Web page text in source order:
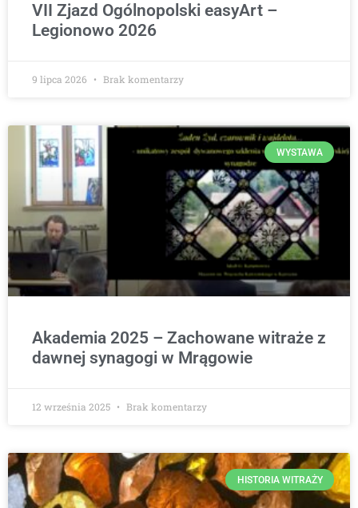
VII Zjazd Ogólnopolski easyArt –
Legionowo 2026
9 lipca 2026 Brak komentarzy
WYSTAWA
Akademia 2025 – Zachowane witraże z
dawnej synagogi w Mrągowie
12 września 2025 Brak komentarzy
HISTORIA WITRAŻY